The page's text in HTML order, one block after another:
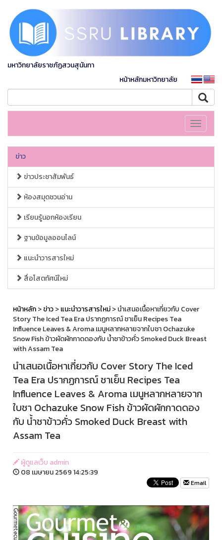
มหาวิทยาลัยราชภัฏสวนสุนันทา
หน้าหลักมหาวิทยาลัย
Toggle
ข่าว
ข่าวประชาสัมพันธ์
ห้องสมุดชวนอ่าน
เรียนรู้นอกห้องเรียน
ฐานข้อมูลออนไลน์
แนะนำวารสารใหม่
สื่อโสตทัศน์ใหม่
หน้าหลัก>ข่าว>แนะนำวารสารใหม่> นำเสนอเนื้อหาเกี่ยวกับ Cover
Story The Iced Tea Era ปรากฏการณ์ ชาเย็น Recipes Tea
Influence Leaves & Aroma เมนูหลากหลายจากใบชา Ochazuke
Snow Fish ข้าวผัดผักกาดดองกับ นํ้าชาข้าวคั่ว Smoked Duck Breast
with Assam Tea
นำเสนอเนื้อหาเกี่ยวกับ Cover Story The Iced
Tea Era ปรากฏการณ์ ชาเย็น Recipes Tea
Influence Leaves & Aroma เมนูหลากหลายจาก
ใบชา Ochazuke Snow Fish ข้าวผัดผักกาดดอง
กับ นํ้าชาข้าวคั่ว Smoked Duck Breast with
Assam Tea
ผู้ดูแลเว็บ admin
08 เมษายน 2569 14:25:39
Email